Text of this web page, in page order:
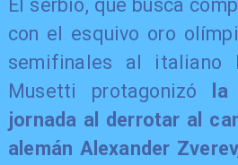
El serbio, que busca
con el esquivo oro
semifinales al italiano
Musetti protagonizó
jornada al derrotar al
alemán Alexander